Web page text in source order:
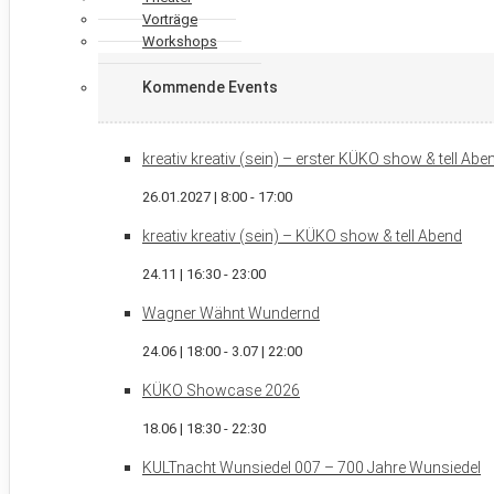
Vorträge
Workshops
Kommende Events
kreativ kreativ (sein) – erster KÜKO show & tell
26.01.2027 | 8:00 - 17:00
kreativ kreativ (sein) – KÜKO show & tell Abend
24.11 | 16:30 - 23:00
Wagner Wähnt Wundernd
24.06 | 18:00 - 3.07 | 22:00
KÜKO Showcase 2026
18.06 | 18:30 - 22:30
KULTnacht Wunsiedel 007 – 700 Jahre Wunsiedel